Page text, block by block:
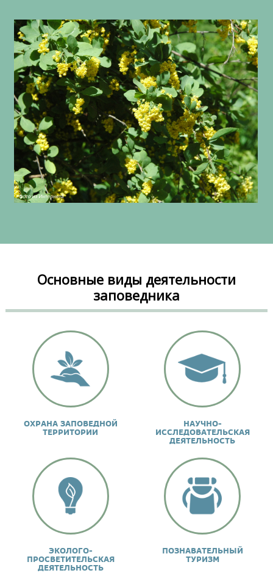
Основные виды деятельности
заповедника
ОХРАНА ЗАПОВЕДНОЙ
ТЕРРИТОРИИ
НАУЧНО-
ИССЛЕДОВАТЕЛЬСКАЯ
ДЕЯТЕЛЬНОСТЬ
ЭКОЛОГО-
ПРОСВЕТИТЕЛЬСКАЯ
ДЕЯТЕЛЬНОСТЬ
ПОЗНАВАТЕЛЬНЫЙ
ТУРИЗМ